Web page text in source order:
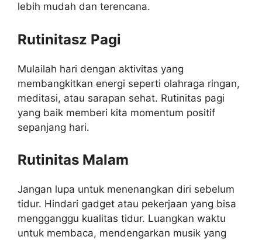
lebih mudah dan terencana.
Rutinitasz Pagi
Mulailah hari dengan aktivitas yang
membangkitkan energi seperti olahraga ringan,
meditasi, atau sarapan sehat. Rutinitas pagi
yang baik memberi kita momentum positif
sepanjang hari.
Rutinitas Malam
Jangan lupa untuk menenangkan diri sebelum
tidur. Hindari gadget atau pekerjaan yang bisa
mengganggu kualitas tidur. Luangkan waktu
untuk membaca, mendengarkan musik yang